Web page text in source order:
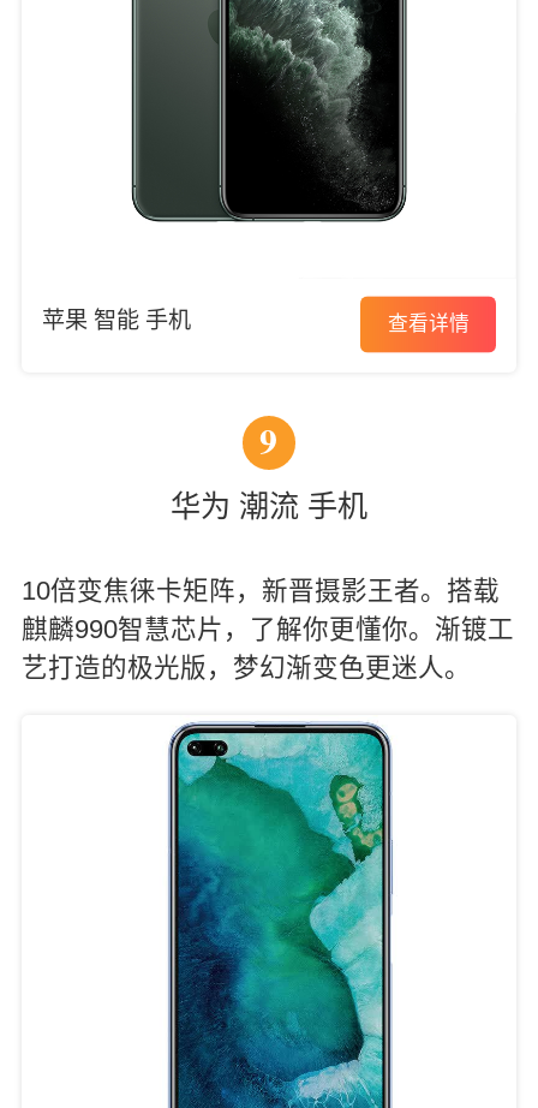
苹果 智能 手机 查看详情
9
华为 潮流 手机
10倍变焦徕卡矩阵，新晋摄影王者。搭载
麒麟990智慧芯片，了解你更懂你。渐镀工
艺打造的极光版，梦幻渐变色更迷人。